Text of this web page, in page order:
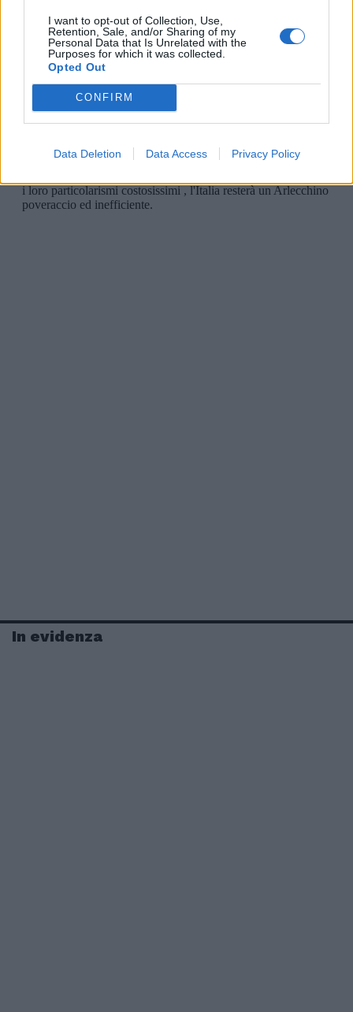
I want to opt-out of Collection, Use,
Retention, Sale, and/or Sharing of my
Personal Data that Is Unrelated with the
Purposes for which it was collected.
Opted Out
CONFIRM
Data Deletion Data Access Privacy Policy
In evidenza